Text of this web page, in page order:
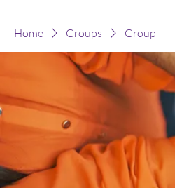
Home Groups Group